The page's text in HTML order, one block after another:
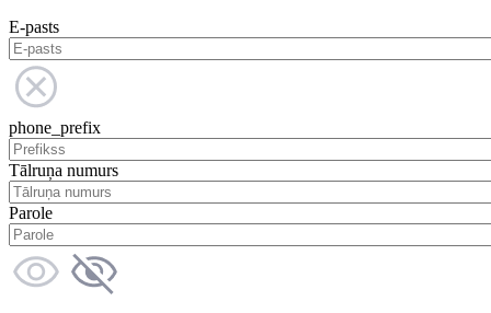
E-pasts
phone_prefix
Tālruņa numurs
Parole